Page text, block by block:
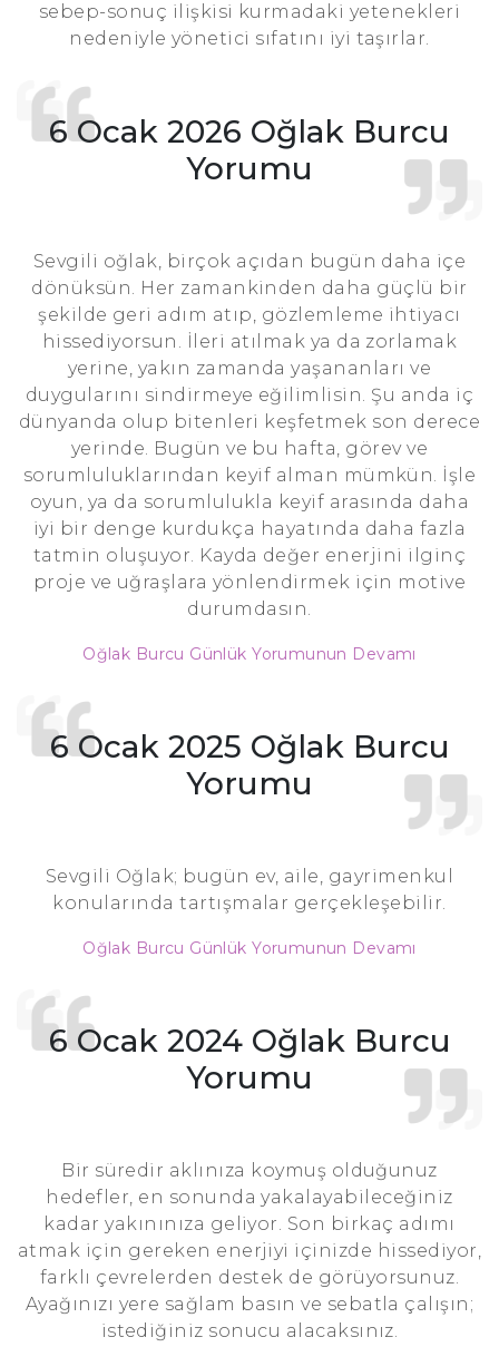
sebep-sonuç ilişkisi kurmadaki yetenekleri
nedeniyle yönetici sıfatını iyi taşırlar.
6 Ocak 2026 Oğlak Burcu
Yorumu
Sevgili oğlak, birçok açıdan bugün daha içe
dönüksün. Her zamankinden daha güçlü bir
şekilde geri adım atıp, gözlemleme ihtiyacı
hissediyorsun. İleri atılmak ya da zorlamak
yerine, yakın zamanda yaşananları ve
duygularını sindirmeye eğilimlisin. Şu anda iç
dünyanda olup bitenleri keşfetmek son derece
yerinde. Bugün ve bu hafta, görev ve
sorumluluklarından keyif alman mümkün. İşle
oyun, ya da sorumlulukla keyif arasında daha
iyi bir denge kurdukça hayatında daha fazla
tatmin oluşuyor. Kayda değer enerjini ilginç
proje ve uğraşlara yönlendirmek için motive
durumdasın.
Oğlak Burcu Günlük Yorumunun Devamı
6 Ocak 2025 Oğlak Burcu
Yorumu
Sevgili Oğlak; bugün ev, aile, gayrimenkul
konularında tartışmalar gerçekleşebilir.
Oğlak Burcu Günlük Yorumunun Devamı
6 Ocak 2024 Oğlak Burcu
Yorumu
Bir süredir aklınıza koymuş olduğunuz
hedefler, en sonunda yakalayabileceğiniz
kadar yakınınıza geliyor. Son birkaç adımı
atmak için gereken enerjiyi içinizde hissediyor,
farklı çevrelerden destek de görüyorsunuz.
Ayağınızı yere sağlam basın ve sebatla çalışın;
istediğiniz sonucu alacaksınız.